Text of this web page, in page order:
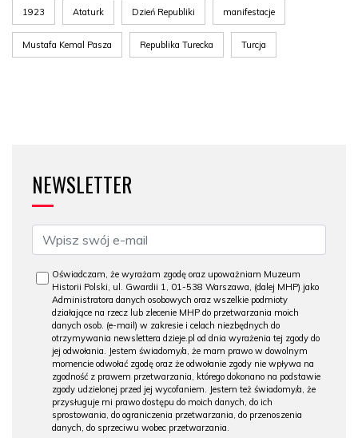
1923 Ataturk Dzień Republiki manifestacje
Mustafa Kemal Pasza Republika Turecka Turcja
NEWSLETTER
Oświadczam, że wyrażam zgodę oraz upoważniam Muzeum
Historii Polski, ul. Gwardii 1, 01-538 Warszawa, (dalej MHP) jako
Administratora danych osobowych oraz wszelkie podmioty
działające na rzecz lub zlecenie MHP do przetwarzania moich
danych osob. (e-mail) w zakresie i celach niezbędnych do
otrzymywania newslettera dzieje.pl od dnia wyrażenia tej zgody do
jej odwołania. Jestem świadomy/a, że mam prawo w dowolnym
momencie odwołać zgodę oraz że odwołanie zgody nie wpływa na
zgodność z prawem przetwarzania, którego dokonano na podstawie
zgody udzielonej przed jej wycofaniem. Jestem też świadomy/a, że
przysługuje mi prawo dostępu do moich danych, do ich
sprostowania, do ograniczenia przetwarzania, do przenoszenia
danych, do sprzeciwu wobec przetwarzania.